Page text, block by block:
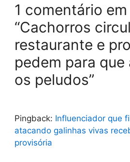
1 comentário em
“Cachorros
restaurante e
pedem para que
os peludos”
Pingback: Influenciador que
atacando galinhas vivas
provisória